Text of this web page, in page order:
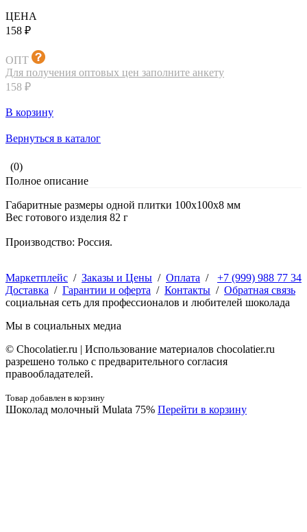
ЦЕНА
158 ₽
ОПТ
Для получения оптовых цен заполните анкету
158 ₽
В корзину
Вернуться в каталог
(0)
Полное описание
Габаритные размеры одной плитки 100х100х8 мм
Вес готового изделия 82 г
Производство: Россия.
+7 (999) 988 77 34
Маркетплейс / Заказы и Цены / Оплата /
Доставка / Гарантии и оферта / Контакты / Обратная связь
социальная сеть для профессионалов и любителей шоколада
Мы в социальных медиа
© Сhocolatier.ru | Использование материалов chocolatier.ru
разрешено только с предварительного согласия
правообладателей.
Товар добавлен в корзину
Шоколад молочный Mulata 75% Перейти в корзину